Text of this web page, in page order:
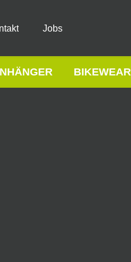
Jobs
BIKEWEAR